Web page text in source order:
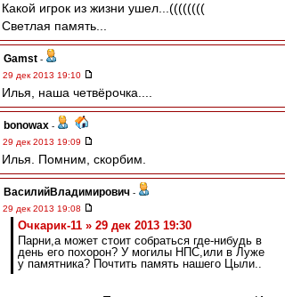
Какой игрок из жизни ушел...((((((((
Светлая память...
Gamst -
29 дек 2013 19:10
Илья, наша четвёрочка....
bonowax -
29 дек 2013 19:09
Илья. Помним, скорбим.
ВасилийВладимирович -
29 дек 2013 19:08
Очкарик-11 » 29 дек 2013 19:30
Парни,а может стоит собраться где-нибудь в
день его похорон? У могилы НПС,или в Луже
у памятника? Почтить память нашего Цыли..